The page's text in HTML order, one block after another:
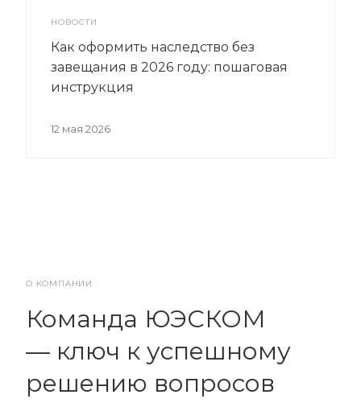
НОВОСТИ
Как оформить наследство без
завещания в 2026 году: пошаговая
инструкция
12 мая 2026
О КОМПАНИИ
Команда ЮЭСКОМ
— ключ к успешному
решению вопросов